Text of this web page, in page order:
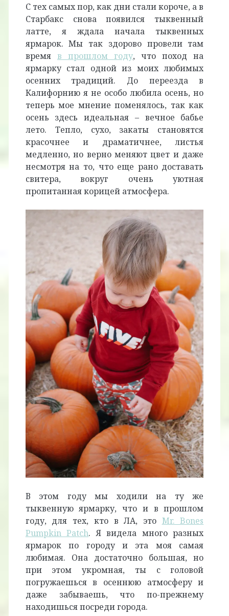
С тех самых пор, как дни стали короче, а в
Старбакс снова появился тыквенный
латте, я ждала начала тыквенных
ярмарок. Мы так здорово провели там
время в прошлом году, что поход на
ярмарку стал одной из моих любимых
осенних традиций. До переезда в
Калифорнию я не особо любила осень, но
теперь мое мнение поменялось, так как
осень здесь идеальная – вечное бабье
лето. Тепло, сухо, закаты становятся
красочнее и драматичнее, листья
медленно, но верно меняют цвет и даже
несмотря на то, что еще рано доставать
свитера, вокруг очень уютная
пропитанная корицей атмосфера.
В этом году мы ходили на ту же
тыквенную ярмарку, что и в прошлом
году, для тех, кто в ЛА, это Mr. Bones
Pumpkin Patch. Я видела много разных
ярмарок по городу и эта моя самая
любимая. Она достаточно большая, но
при этом укромная, ты с головой
погружаешься в осеннюю атмосферу и
даже забываешь, что по-прежнему
находишься посреди города.